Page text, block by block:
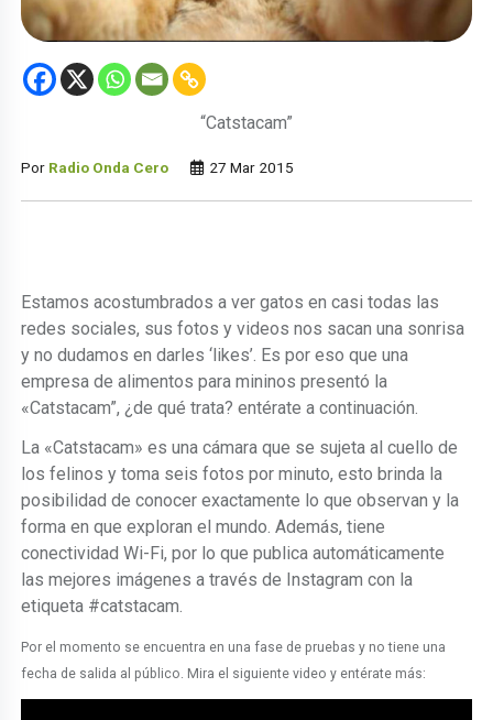
“Catstacam”
Por Radio Onda Cero 27 Mar 2015
Estamos acostumbrados a ver gatos en casi todas las
redes sociales, sus fotos y videos nos sacan una sonrisa
y no dudamos en darles ‘likes’. Es por eso que una
empresa de alimentos para mininos presentó la
«Catstacam”, ¿de qué trata? entérate a continuación.
La «Catstacam» es una cámara que se sujeta al cuello de
los felinos y toma seis fotos por minuto, esto brinda la
posibilidad de conocer exactamente lo que observan y la
forma en que exploran el mundo. Además, tiene
conectividad Wi-Fi, por lo que publica automáticamente
las mejores imágenes a través de Instagram con la
etiqueta #catstacam.
Por el momento se encuentra en una fase de pruebas y no tiene una
fecha de salida al público. Mira el siguiente video y entérate más: